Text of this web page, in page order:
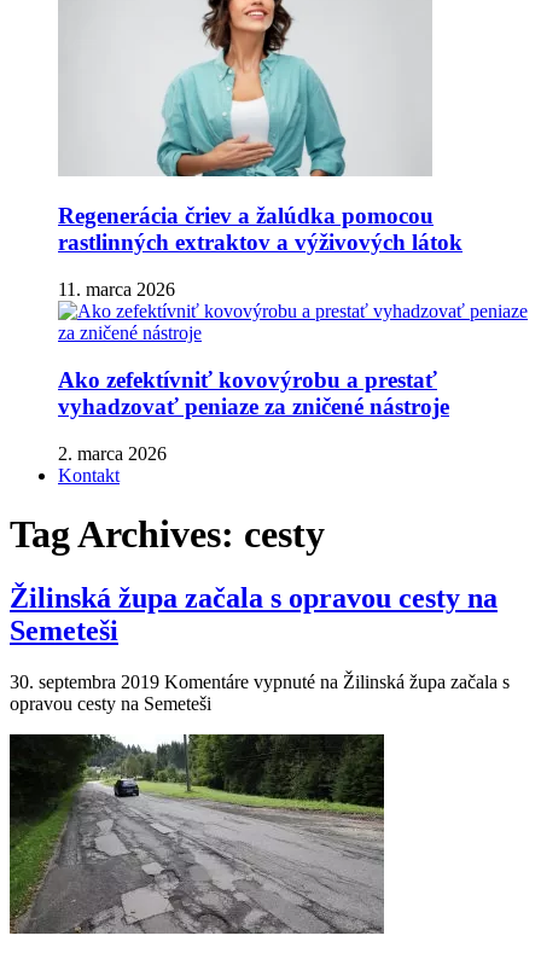
Regenerácia čriev a žalúdka pomocou
rastlinných extraktov a výživových látok
11. marca 2026
Ako zefektívniť kovovýrobu a prestať
vyhadzovať peniaze za zničené nástroje
2. marca 2026
Kontakt
Tag Archives: cesty
Žilinská župa začala s opravou cesty na
Semeteši
30. septembra 2019 Komentáre vypnuté na Žilinská župa začala s
opravou cesty na Semeteši